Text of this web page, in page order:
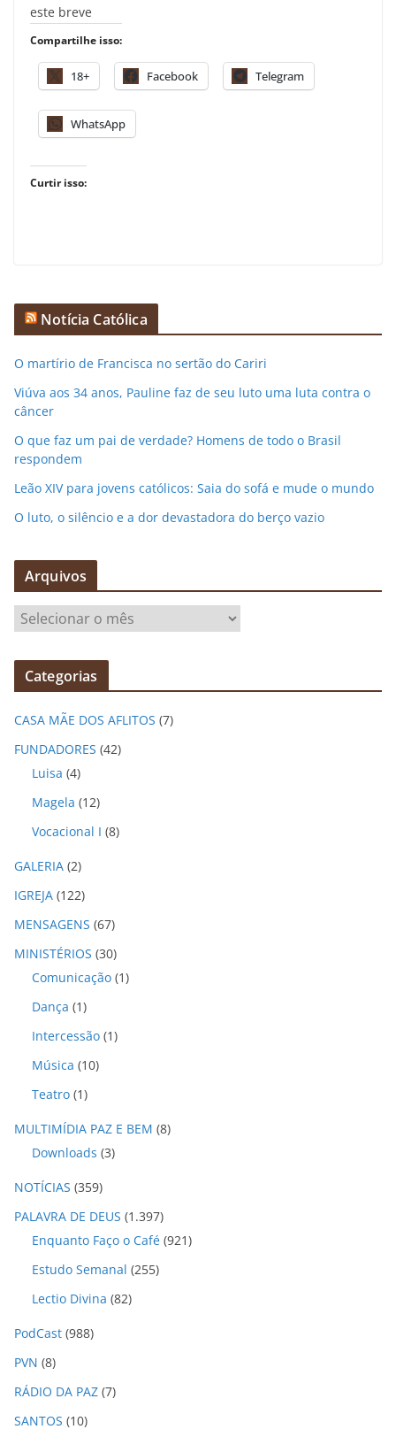
este breve
Compartilhe isso:
18+ Facebook Telegram
WhatsApp
Curtir isso:
Notícia Católica
O martírio de Francisca no sertão do Cariri
Viúva aos 34 anos, Pauline faz de seu luto uma luta contra o
câncer
O que faz um pai de verdade? Homens de todo o Brasil
respondem
Leão XIV para jovens católicos: Saia do sofá e mude o mundo
O luto, o silêncio e a dor devastadora do berço vazio
Arquivos
q
v
o
Categorias
CASA MÃE DOS AFLITOS (7)
FUNDADORES (42)
Luisa (4)
Magela (12)
Vocacional I (8)
GALERIA (2)
IGREJA (122)
MENSAGENS (67)
MINISTÉRIOS (30)
Comunicação (1)
Dança (1)
Intercessão (1)
Música (10)
Teatro (1)
MULTIMÍDIA PAZ E BEM (8)
Downloads (3)
NOTÍCIAS (359)
PALAVRA DE DEUS (1.397)
Enquanto Faço o Café (921)
Estudo Semanal (255)
Lectio Divina (82)
PodCast (988)
PVN (8)
RÁDIO DA PAZ (7)
SANTOS (10)